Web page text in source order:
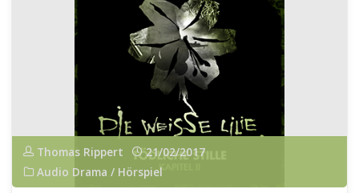
Das
neunte
Kind"
Thomas Rippert
21/02/2017
Audio Drama / Hörspiel